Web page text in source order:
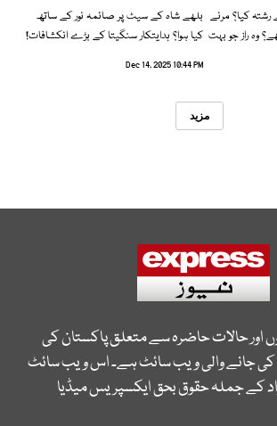
کیا؟ مرنے
وہ راز جو بہت
بلھے شاہ کے سیٹ پر صائمہ نور کے ساتھ
کیا ہوا؟ ہدایتکار سنگیتا کے بڑے انکشافات!
Dec 14, 2025 10:44 PM
مزید
اور حالات حاضرہ سے متعلق پاکستان کی
جانے والی ویب سائٹ ہے۔ اس ویب سائٹ
کے جملہ حقوق بحق ایکسپریس میڈیا